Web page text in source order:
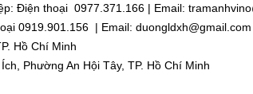
Điện thoại 0977.371.166 | Email:
0919.901.156 | Email: duongldxh@gmail.com
Hồ Chí Minh
Phường An Hội Tây, TP. Hồ Chí Minh